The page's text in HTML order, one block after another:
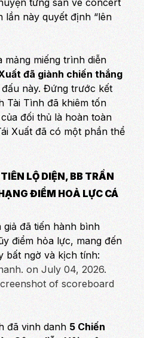
từng săn vé concert
lần này quyết định “lên
mảng miếng trình diễn
đã giành chiến thắng
này. Đứng trước kết
Tài Tình đã khiêm tốn
đối thủ là hoàn toàn
Xuất đã có một phần thể
LỘ DIỆN, BB TRẦN
ĐIỂM HOẢ LỰC CÁ
đã tiến hành bình
điểm hỏa lực, mang đến
bất ngờ và kịch tính:
đã vinh danh5 Chiến